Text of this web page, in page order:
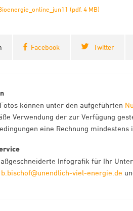
(pdf, 4 MB)
Facebook Twitter
können unter den aufgeführten
Verwendung der zur Verfügung
eine Rechnung
Infografik für Ihr
b.bischof@unendlich-viel-energie.de